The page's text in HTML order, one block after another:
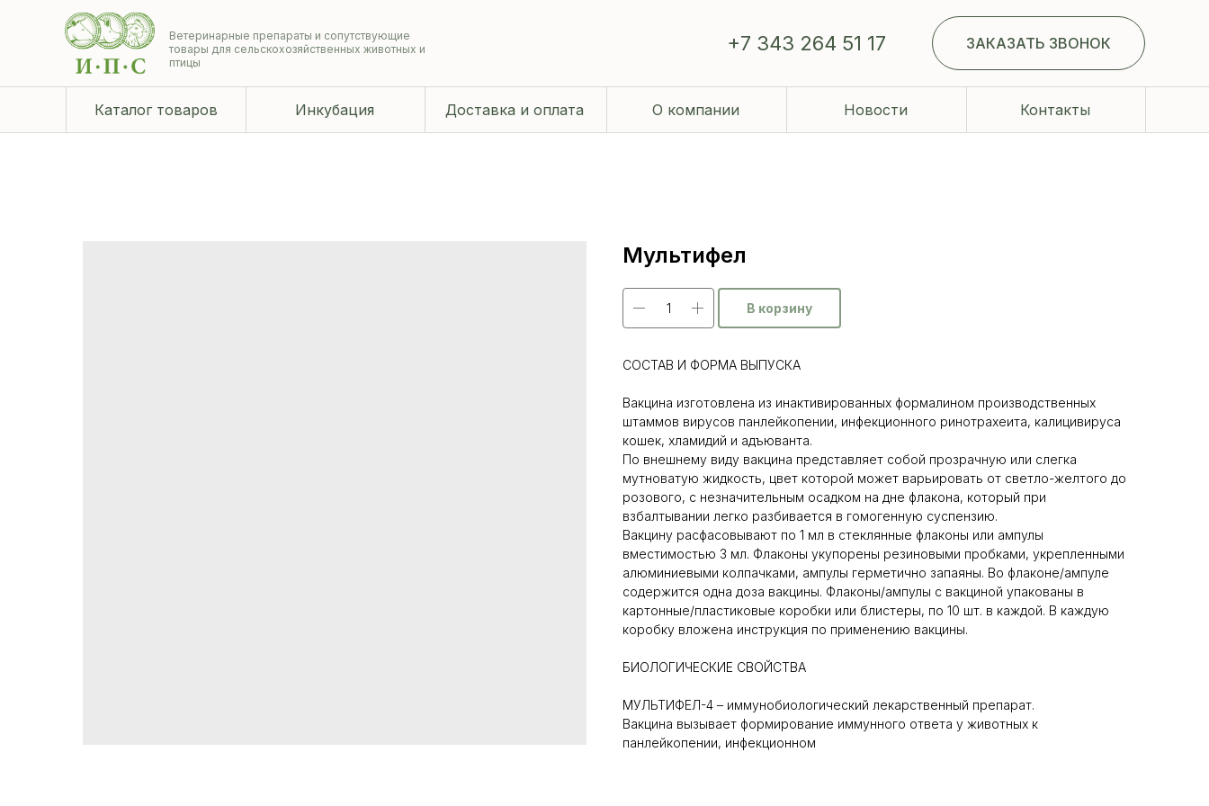
Каталог товаров Инкубация Доставка и оплата О компании Контакты
Ветеринарные препараты и сопутствующие
товары для сельскохозяйственных животных и
птицы
ЗАКАЗАТЬ ЗВОНОК
+7 343 264 51 17
Новости
Мультифел
В корзину
СОСТАВ И ФОРМА ВЫПУСКА
Вакцина изготовлена из инактивированных формалином производственных
штаммов вирусов панлейкопении, инфекционного ринотрахеита, калицивируса
кошек, хламидий и адъюванта.
По внешнему виду вакцина представляет собой прозрачную или слегка
мутноватую жидкость, цвет которой может варьировать от светло-желтого до
розового, с незначительным осадком на дне флакона, который при
взбалтывании легко разбивается в гомогенную суспензию.
Вакцину расфасовывают по 1 мл в стеклянные флаконы или ампулы
вместимостью 3 мл. Флаконы укупорены резиновыми пробками, укрепленными
алюминиевыми колпачками, ампулы герметично запаяны. Во флаконе/ампуле
содержится одна доза вакцины. Флаконы/ампулы с вакциной упакованы в
картонные/пластиковые коробки или блистеры, по 10 шт. в каждой. В каждую
коробку вложена инструкция по применению вакцины.
БИОЛОГИЧЕСКИЕ СВОЙСТВА
МУЛЬТИФЕЛ-4 – иммунобиологический лекарственный препарат.
Вакцина вызывает формирование иммунного ответа у животных к
панлейкопении, инфекционном